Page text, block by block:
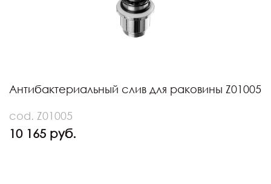
Антибактериальный слив для раковины Z01005
cod. Z01005
10 165 руб.